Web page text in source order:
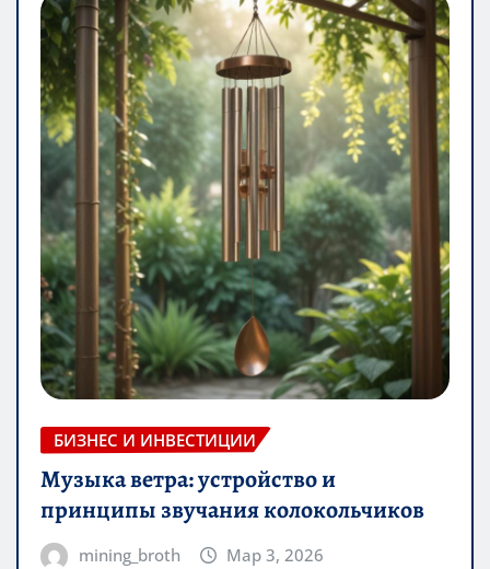
БИЗНЕС И ИНВЕСТИЦИИ
Музыка ветра: устройство и
принципы звучания колокольчиков
mining_broth Мар 3, 2026